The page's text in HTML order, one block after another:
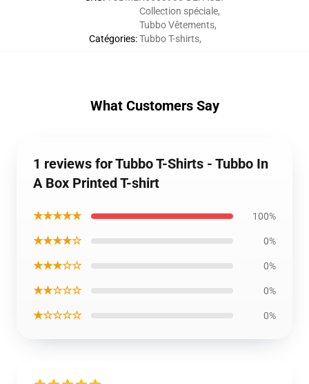
Catégories:
Collection spéciale,
Tubbo Vêtements,
Tubbo T-shirts,
What Customers Say
1 reviews for Tubbo T-Shirts - Tubbo In
A Box Printed T-shirt
★★★★★ 100%
★★★★☆ 0%
★★★☆☆ 0%
★★☆☆☆ 0%
★☆☆☆☆ 0%